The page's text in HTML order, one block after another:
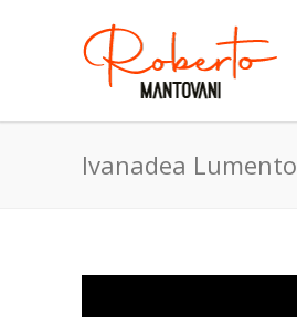
Ivanadea Lumento